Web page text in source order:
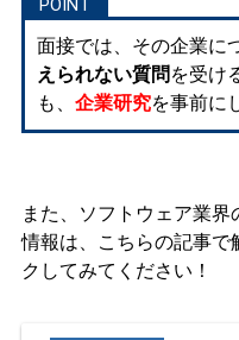
面接では、その企業に
えられない質問 を受け
も、 企業研究を事前に
また、ソフトウェア業
情報は、こちらの記事で
クしてみてください！